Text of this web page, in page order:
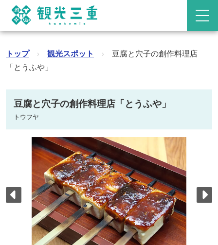
トップ › 観光スポット ›
豆腐と穴子の創作料理店
「とうふや」
豆腐と穴子の創作料理店「とうふや」
トウフヤ